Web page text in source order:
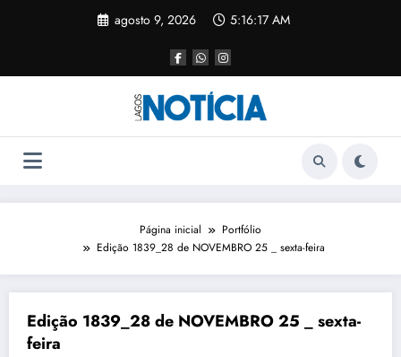
agosto 9, 2026 5:16:17 AM
Página inicial
Portfólio
Edição 1839_28 de NOVEMBRO 25 _ sexta-feira
Edição 1839_28 de NOVEMBRO 25 _ sexta-
feira